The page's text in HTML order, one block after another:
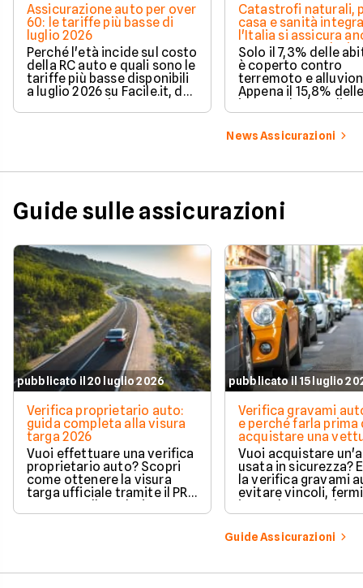
Assicurazione auto per over
60: le tariffe più basse di
luglio 2026
Perché l'età incide sul costo
della RC auto e quali sono le
tariffe più basse disponibili
a luglio 2026 su Facile.it, da
106,32€ annui.
Catastrofi naturali,
casa e sanità
l'Italia si assicura
troppo poco. I dati
Solo il 7,3% delle
è coperto contro
terremoto e
Appena il 15,8%
imprese ha la polizza
catastrofale
dati ANIA 2025 sul
assicurativo
News Assicurazioni
Guide sulle assicurazioni
pubblicato il 20 luglio 2026
Verifica proprietario auto:
guida completa alla visura
targa 2026
Vuoi effettuare una verifica
proprietario auto? Scopri
come ottenere la visura
targa ufficiale tramite il PRA
per controllare dati e
vincoli in totale sicurezza.
pubblicato il 15 luglio
Verifica gravami
e perché farla prima
acquistare una
Vuoi acquistare
usata in sicurezza?
la verifica gravami
evitare vincoli,
ipoteche. Scopri
tutelare il tuo
Guide Assicurazioni